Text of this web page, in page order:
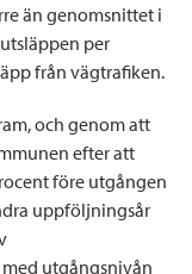
än genomsnittet i
per
från vägtrafiken.
och genom att
efter att
före utgången
uppföljningsår
utgångsnivån